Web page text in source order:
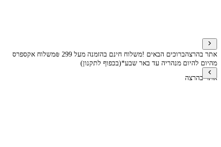
אתר בהרצהברוכים הבאים !משלוח חינם בהזמנה מעל 299 ₪
משלוח אקספרס
מהיום להיום מנהריה עד באר שבע*(בכפוף לתקנון)
אתר בהרצה